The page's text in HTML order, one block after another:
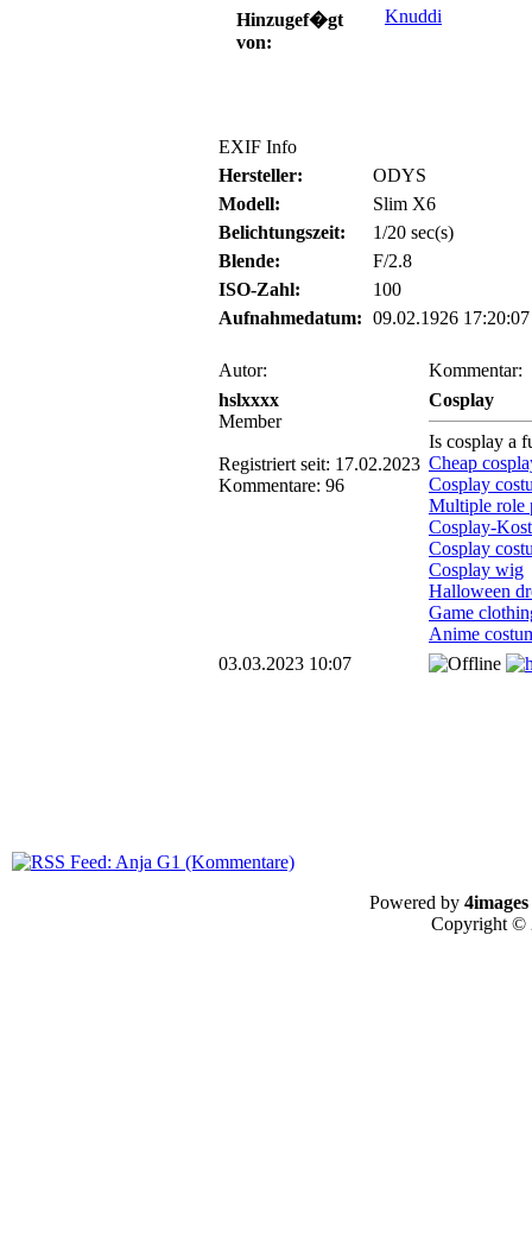
Hinzugef�gt
von:
Knuddi
EXIF Info
Hersteller:
ODYS
Modell:
Slim X6
Belichtungszeit:
1/20 sec(s)
Blende:
F/2.8
ISO-Zahl:
100
Aufnahmedatum: 09.02.1926 17:20:07
Autor:
Kommentar:
hslxxxx
Member
Registriert seit: 17.02.2023
Kommentare: 96
Cosplay
Is cosplay a
Cheap
Cosplay
Multiple role
Cosplay-
Cosplay
Cosplay wig
Halloween
Game
Anime
03.03.2023 10:07
Powered by 4images
Copyright ©